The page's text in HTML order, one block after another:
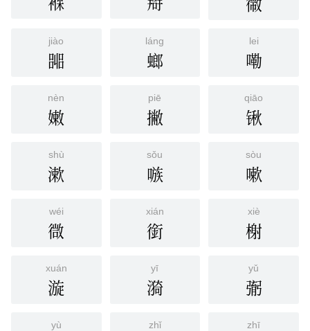
jiào
嘂
láng
螂
lei
嘞
nèn
嫩
piē
撇
qiāo
锹
shù
漱
sǒu
嗾
sòu
嗽
wéi
㣲
xián
銜
xiè
榭
xuán
漩
yī
漪
yǔ
㣃
yù zhǐ zhī